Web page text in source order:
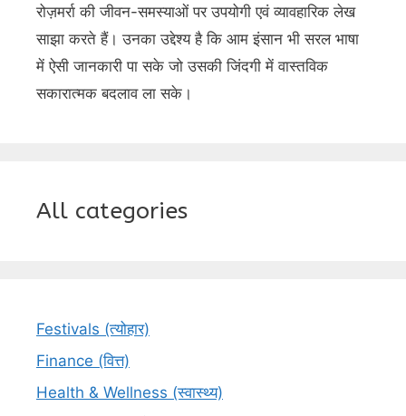
रोज़मर्रा की जीवन-समस्याओं पर उपयोगी एवं व्यावहारिक लेख
साझा करते हैं। उनका उद्देश्य है कि आम इंसान भी सरल भाषा
में ऐसी जानकारी पा सके जो उसकी जिंदगी में वास्तविक
सकारात्मक बदलाव ला सके।
All categories
Festivals (त्योहार)
Finance (वित्त)
Health & Wellness (स्वास्थ्य)